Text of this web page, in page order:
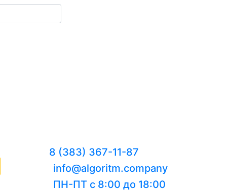
8 (383) 367-11-87
info@algoritm.company
ПН-ПТ с 8:00 до 18:00